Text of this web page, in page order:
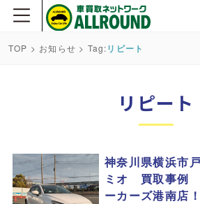
TOP > お知らせ > Tag:リピート
リピート
神奈川県横浜
ミオ 買取事例
ーカーズ港南店！